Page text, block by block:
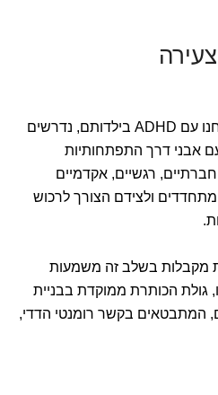
צעירות וצעירים רבים, שאובחנו עם ADHD בילדותם, נדרשים
אבני דרך התפתחותיות
רגשיים, אקדמיים
ולצידם הצורך לרכוש
מקבלות בשלב זה משמעות
הכותרת ממוקדת בבניית
המתבטאים בקשר רומנטי הדדי,